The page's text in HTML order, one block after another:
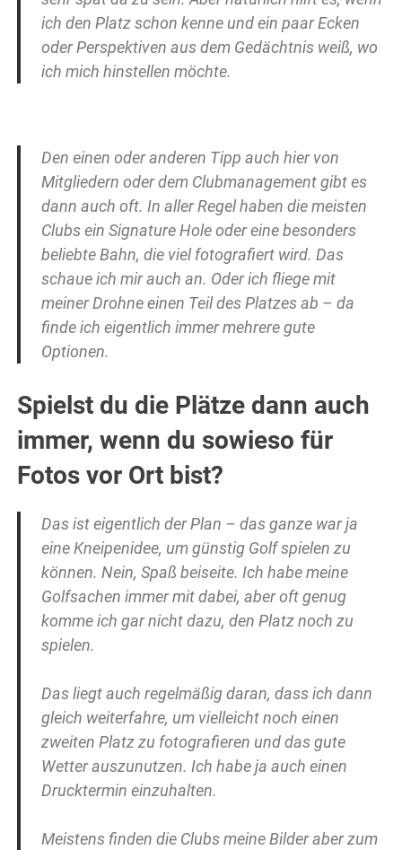
ich den Platz schon kenne und ein paar Ecken
oder Perspektiven aus dem Gedächtnis weiß, wo
ich mich hinstellen möchte.
Den einen oder anderen Tipp auch hier von
Mitgliedern oder dem Clubmanagement gibt es
dann auch oft. In aller Regel haben die meisten
Clubs ein Signature Hole oder eine besonders
beliebte Bahn, die viel fotografiert wird. Das
schaue ich mir auch an. Oder ich fliege mit
meiner Drohne einen Teil des Platzes ab – da
finde ich eigentlich immer mehrere gute
Optionen.
Spielst du die Plätze dann auch
immer, wenn du sowieso für
Fotos vor Ort bist?
Das ist eigentlich der Plan – das ganze war ja
eine Kneipenidee, um günstig Golf spielen zu
können. Nein, Spaß beiseite. Ich habe meine
Golfsachen immer mit dabei, aber oft genug
komme ich gar nicht dazu, den Platz noch zu
spielen.
Das liegt auch regelmäßig daran, dass ich dann
gleich weiterfahre, um vielleicht noch einen
zweiten Platz zu fotografieren und das gute
Wetter auszunutzen. Ich habe ja auch einen
Drucktermin einzuhalten.
Meistens finden die Clubs meine Bilder aber zum